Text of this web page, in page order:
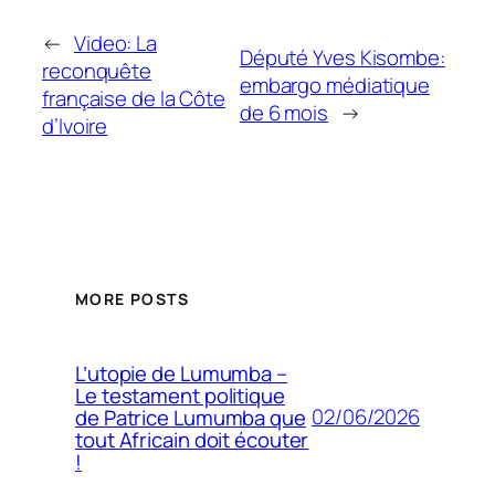
← Video: La
reconquête
française de la Côte
d’Ivoire
Député Yves Kisombe:
embargo médiatique
de 6 mois →
MORE POSTS
L’utopie de Lumumba –
Le testament politique
de Patrice Lumumba que
tout Africain doit écouter
!
02/06/2026